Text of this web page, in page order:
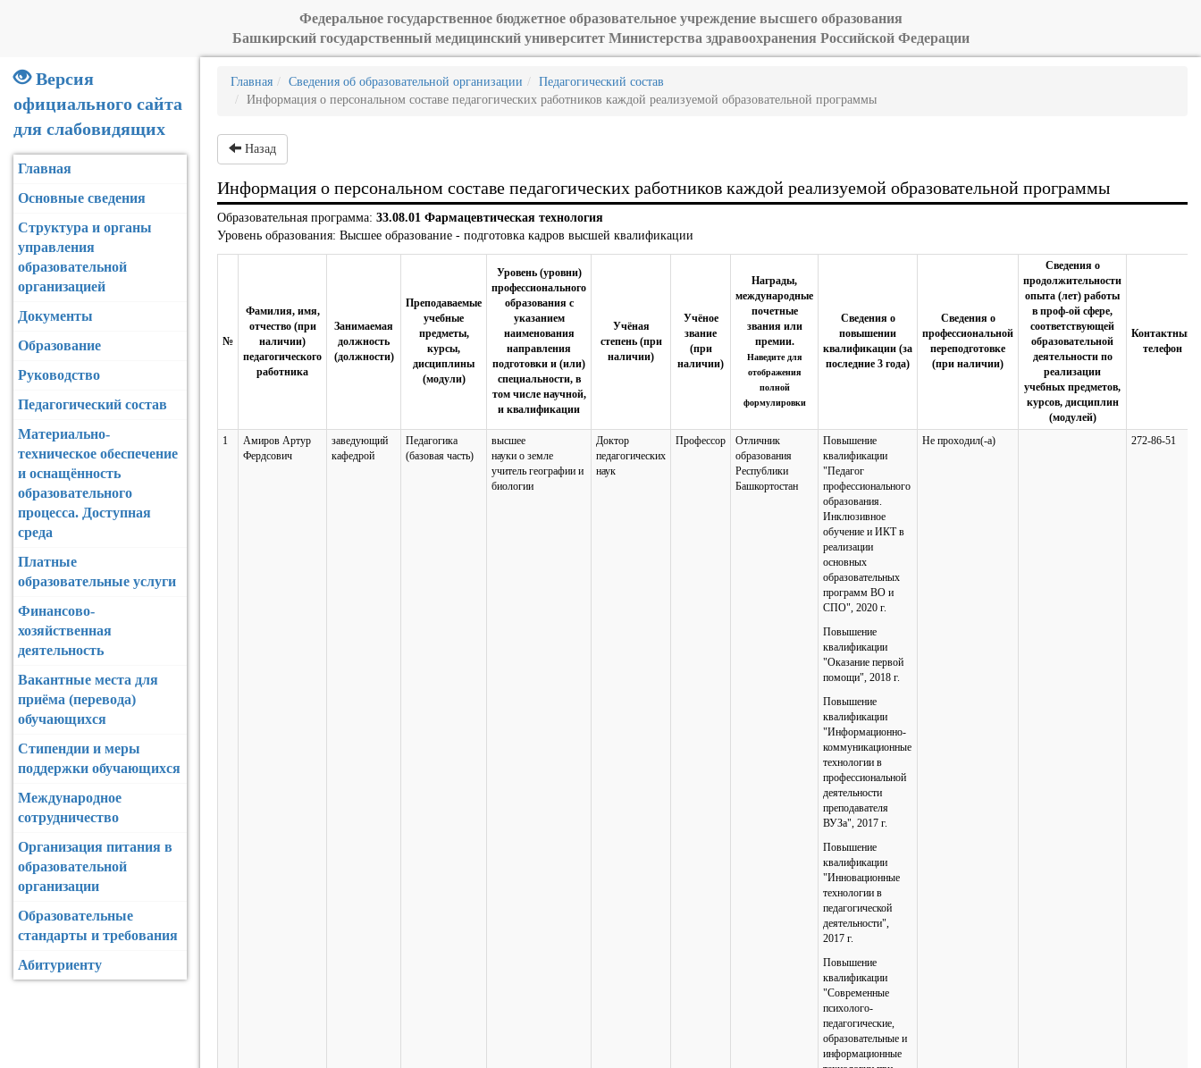
Федеральное государственное бюджетное образовательное учреждение высшего образования
Башкирский государственный медицинский университет Министерства здравоохранения Российской Федерации
Версия
официального сайта
для слабовидящих
Главная
Основные сведения
Структура и органы
управления
образовательной
организацией
Документы
Образование
Руководство
Педагогический состав
Материально-
техническое обеспечение
и оснащённость
образовательного
процесса. Доступная
среда
Платные
образовательные услуги
Финансово-
хозяйственная
деятельность
Вакантные места для
приёма (перевода)
обучающихся
Стипендии и меры
поддержки обучающихся
Международное
сотрудничество
Организация питания в
образовательной
организации
Образовательные
стандарты и требования
Абитуриенту
Главная Сведения об образовательной организации
Педагогический состав
Информация о персональном составе педагогических работников каждой реализуемой образовательной программы
Назад
Информация о персональном составе педагогических работников каждой реализуемой образовательной программы
Образовательная программа: 33.08.01 Фармацевтическая технология
Уровень образования: Высшее образование - подготовка кадров высшей квалификации
№
Фамилия, имя,
отчество (при
наличии)
педагогического
работника
Занимаемая
должность
(должности)
Преподаваемые
учебные
предметы,
курсы,
дисциплины
(модули)
Уровень (уровни)
профессионального
образования с
указанием
наименования
направления
подготовки и (или)
специальности, в
том числе научной,
и квалификации
Учёная
степень (при
наличии)
Учёное
звание
(при
наличии)
Награды,
международные
почетные
звания или
премии.
Наведите для
отображения
полной
формулировки
Сведения о
повышении
квалификации (за
последние 3 года)
Сведения о
профессиональной
переподготовке
(при наличии)
Сведения о
продолжительности
опыта (лет) работы
в проф-ой сфере,
соответствующей
образовательной
деятельности по
реализации
учебных предметов,
курсов, дисциплин
(модулей)
Контактный
телефон
1
Амиров Артур
Фердсович
заведующий
кафедрой
Педагогика
(базовая часть)
высшее
науки о земле
учитель географии и
биологии
Доктор
педагогических
наук
Профессор
Отличник
образования
Республики
Башкортостан
Повышение
квалификации
"Педагог
профессионального
образования.
Инклюзивное
обучение и ИКТ в
реализации
основных
образовательных
программ ВО и
СПО", 2020 г.
Повышение
квалификации
"Оказание первой
помощи", 2018 г.
Повышение
квалификации
"Информационно-
коммуникационные
технологии в
профессиональной
деятельности
преподавателя
ВУЗа", 2017 г.
Повышение
квалификации
"Инновационные
технологии в
педагогической
деятельности",
2017 г.
Повышение
квалификации
"Современные
психолого-
педагогические,
образовательные и
информационные
Не проходил(-а) 272-86-51